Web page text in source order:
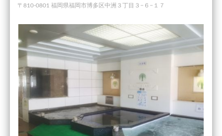
〒810-0801 福岡県福岡市博多区中洲３丁目３−６−１７